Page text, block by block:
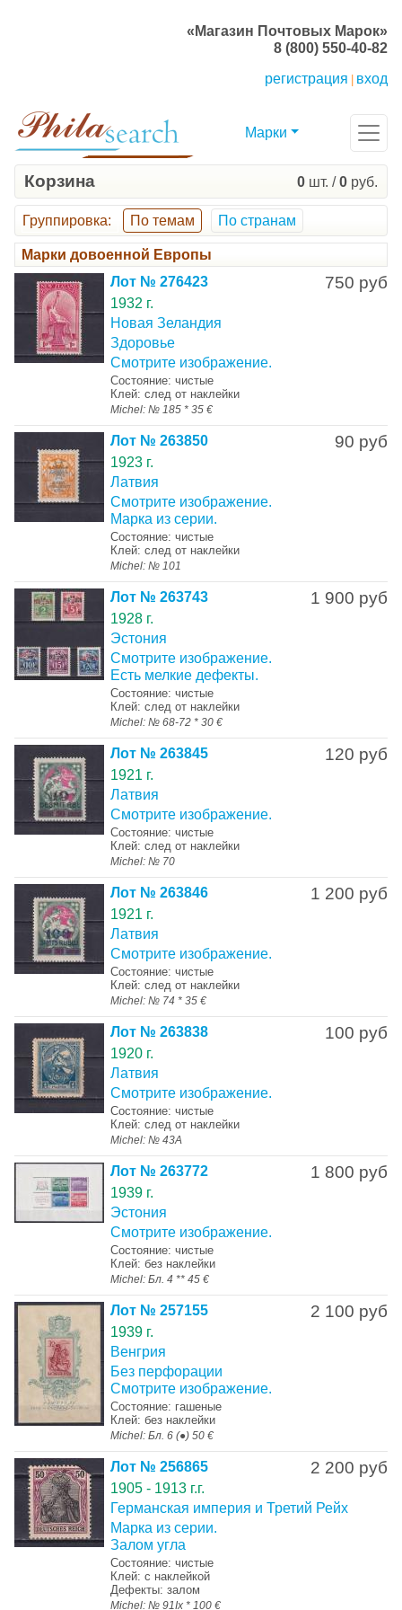
«Магазин Почтовых Марок»
8 (800) 550-40-82
регистрация
вход
Марки
Корзина 0 шт. /0 руб.
Группировка: По темам По странам
Марки довоенной Европы
750 руб
Лот № 276423
1932 г.
Новая Зеландия
Здоровье
Смотрите изображение.
Состояние: чистые
Клей: след от наклейки
Michel: № 185 * 35 €
90 руб
Лот № 263850
1923 г.
Латвия
Смотрите изображение.
Марка из серии.
Состояние: чистые
Клей: след от наклейки
Michel: № 101
1 900 руб
Лот № 263743
1928 г.
Эстония
Смотрите изображение.
Есть мелкие дефекты.
Состояние: чистые
Клей: след от наклейки
Michel: № 68-72 * 30 €
120 руб
Лот № 263845
1921 г.
Латвия
Смотрите изображение.
Состояние: чистые
Клей: след от наклейки
Michel: № 70
1 200 руб
Лот № 263846
1921 г.
Латвия
Смотрите изображение.
Состояние: чистые
Клей: след от наклейки
Michel: № 74 * 35 €
100 руб
Лот № 263838
1920 г.
Латвия
Смотрите изображение.
Состояние: чистые
Клей: след от наклейки
Michel: № 43А
1 800 руб
Лот № 263772
1939 г.
Эстония
Смотрите изображение.
Состояние: чистые
Клей: без наклейки
Michel: Бл. 4 ** 45 €
2 100 руб
Лот № 257155
1939 г.
Венгрия
Без перфорации
Смотрите изображение.
Состояние: гашеные
Клей: без наклейки
Michel: Бл. 6 (●) 50 €
2 200 руб
Лот № 256865
1905 - 1913 г.г.
Германская империя и Третий Рейх
Марка из серии.
Залом угла
Состояние: чистые
Клей: с наклейкой
Дефекты: залом
Michel: № 91Ix * 100 €